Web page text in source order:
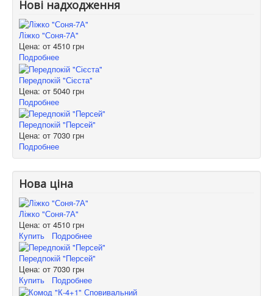
Нові надходження
Ліжко "Соня-7А"
Цена: от 4510 грн
Подробнее
Передпокій "Сієста"
Цена: от 5040 грн
Подробнее
Передпокій "Персей"
Цена: от 7030 грн
Подробнее
Нова ціна
Ліжко "Соня-7А"
Цена: от 4510 грн
Купить
Подробнее
Передпокій "Персей"
Цена: от 7030 грн
Купить
Подробнее